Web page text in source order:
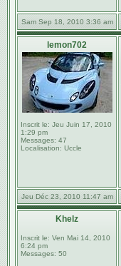
Sam Sep 18, 2010 3:36 am
lemon702
Inscrit le: Jeu Juin 17, 2010
1:29 pm
Messages: 47
Localisation: Uccle
Jeu Déc 23, 2010 11:47 am
Khelz
Inscrit le: Ven Mai 14, 2010
6:24 pm
Messages: 50